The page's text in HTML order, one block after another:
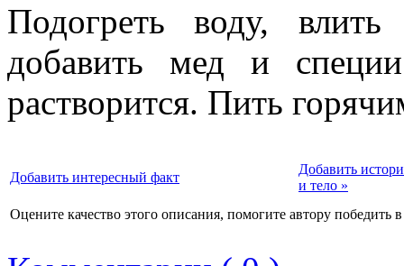
Подогреть воду,
добавить мед и
растворится. Пить
Добавить интересный факт
Добавить
и тело »
Оцените качество этого описания, помогите автору победить